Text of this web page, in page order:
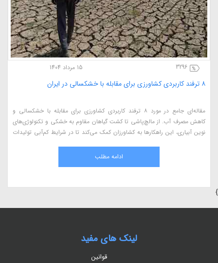
3296 15 مرداد 1404
۸ ترفند کاربردی کشاورزی برای مقابله با خشکسالی در ایران
مقاله‌ای جامع در مورد ۸ ترفند کاربردی کشاورزی برای مقابله با خشکسالی و
کاهش مصرف آب. از مالچ‌پاشی تا کشت گیاهان مقاوم به خشکی و تکنولوژی‌های
نوین آبیاری، این راهکارها به کشاورزان کمک می‌کند تا در شرایط کم‌آبی تولیدات
ادامه مطلب
}
لینک های مفید
قوانین